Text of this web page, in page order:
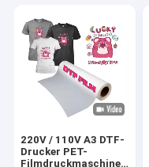
220V / 110V A3 DTF-
Drucker PET-
Filmdruckmaschine